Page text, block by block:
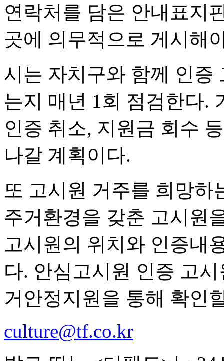
연락처를 담은 안내표지
곳에 의무적으로 게시해
시는 자치구와 함께 인증
는지 매년 1회 점검한다.
인증 취소, 지원금 회수
나갈 계획이다.
또 고시원 거주를 희망하
주거환경을 갖춘 고시원
고시원의 위치와 인증내
다. 안심고시원 인증 고
거안정지원을 통해 확인
culture@tf.co.kr